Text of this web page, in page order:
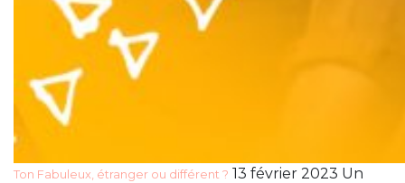
Ton Fabuleux, étranger ou différent ? 13 février 2023 Un